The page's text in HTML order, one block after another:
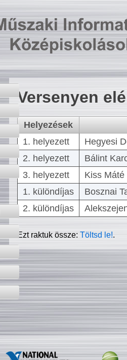
Versenyen
Helyezések
1. helyezett
Hegyesi
2. helyezett
Bálint
3. helyezett
Kiss
1. különdíjas
Bosznai
2. különdíjas
Ezt raktuk össze:Töltsd le!.